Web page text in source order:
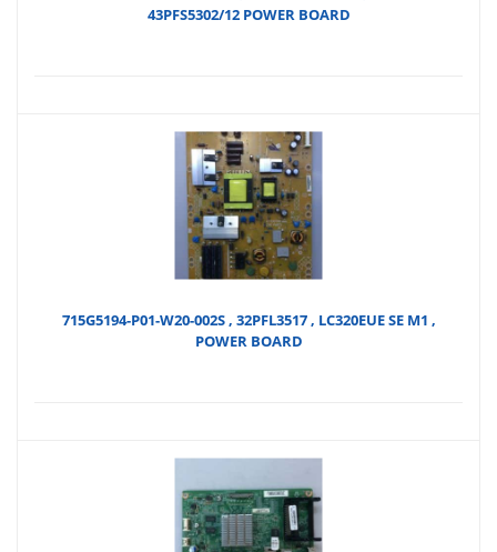
43PFS5302/12 POWER BOARD
715G5194-P01-W20-002S , 32PFL3517 , LC320EUE SE M1 ,
POWER BOARD